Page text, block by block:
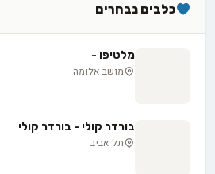
כלבים נבחרים
מלטיפו -
מושב אלומה
בורדר קולי - בורדר קולי
תל אביב